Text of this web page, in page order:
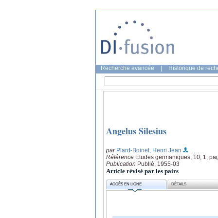
Recherche avancée Historique de
Angelus Silesius
par Plard-Boinet, Henri Jean
Référence Etudes germaniques, 10, 1,
Publication Publié, 1955-03
Article révisé par les pairs
ACCÈS EN LIGNE DÉTAILS